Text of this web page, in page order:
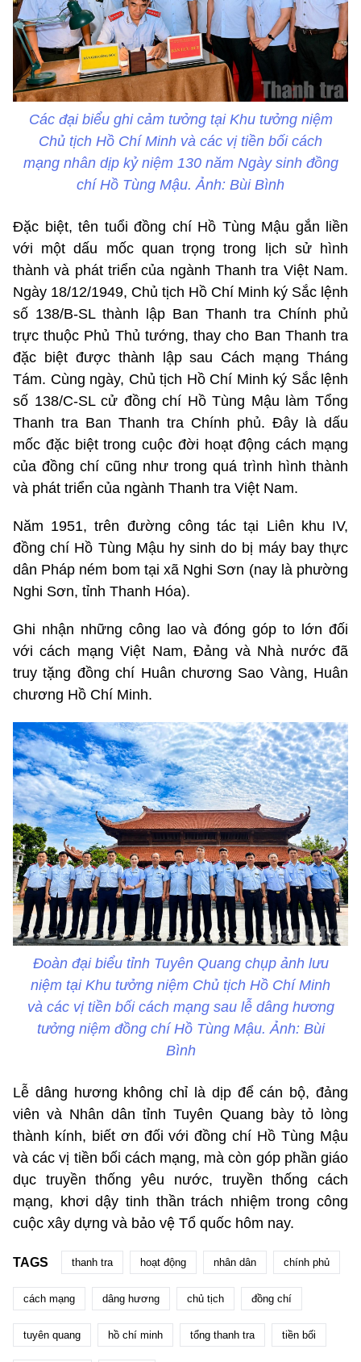
Các đại biểu ghi cảm tưởng tại Khu tưởng niệm
Chủ tịch Hồ Chí Minh và các vị tiền bối cách
mạng nhân dịp kỷ niệm 130 năm Ngày sinh đồng
chí Hồ Tùng Mậu. Ảnh: Bùi Bình
Đặc biệt, tên tuổi đồng chí Hồ Tùng Mậu gắn liền
với một dấu mốc quan trọng trong lịch sử hình
thành và phát triển của ngành Thanh tra Việt Nam.
Ngày 18/12/1949, Chủ tịch Hồ Chí Minh ký Sắc lệnh
số 138/B-SL thành lập Ban Thanh tra Chính phủ
trực thuộc Phủ Thủ tướng, thay cho Ban Thanh tra
đặc biệt được thành lập sau Cách mạng Tháng
Tám. Cùng ngày, Chủ tịch Hồ Chí Minh ký Sắc lệnh
số 138/C-SL cử đồng chí Hồ Tùng Mậu làm Tổng
Thanh tra Ban Thanh tra Chính phủ. Đây là dấu
mốc đặc biệt trong cuộc đời hoạt động cách mạng
của đồng chí cũng như trong quá trình hình thành
và phát triển của ngành Thanh tra Việt Nam.
Năm 1951, trên đường công tác tại Liên khu IV,
đồng chí Hồ Tùng Mậu hy sinh do bị máy bay thực
dân Pháp ném bom tại xã Nghi Sơn (nay là phường
Nghi Sơn, tỉnh Thanh Hóa).
Ghi nhận những công lao và đóng góp to lớn đối
với cách mạng Việt Nam, Đảng và Nhà nước đã
truy tặng đồng chí Huân chương Sao Vàng, Huân
chương Hồ Chí Minh.
Đoàn đại biểu tỉnh Tuyên Quang chụp ảnh lưu
niệm tại Khu tưởng niệm Chủ tịch Hồ Chí Minh
và các vị tiền bối cách mạng sau lễ dâng hương
tưởng niệm đồng chí Hồ Tùng Mậu. Ảnh: Bùi
Bình
Lễ dâng hương không chỉ là dịp để cán bộ, đảng
viên và Nhân dân tỉnh Tuyên Quang bày tỏ lòng
thành kính, biết ơn đối với đồng chí Hồ Tùng Mậu
và các vị tiền bối cách mạng, mà còn góp phần giáo
dục truyền thống yêu nước, truyền thống cách
mạng, khơi dậy tinh thần trách nhiệm trong công
cuộc xây dựng và bảo vệ Tổ quốc hôm nay.
TAGS thanh tra hoạt động nhân dân chính phủ
cách mạng dâng hương chủ tịch đồng chí
tuyên quang hồ chí minh tổng thanh tra tiền bối